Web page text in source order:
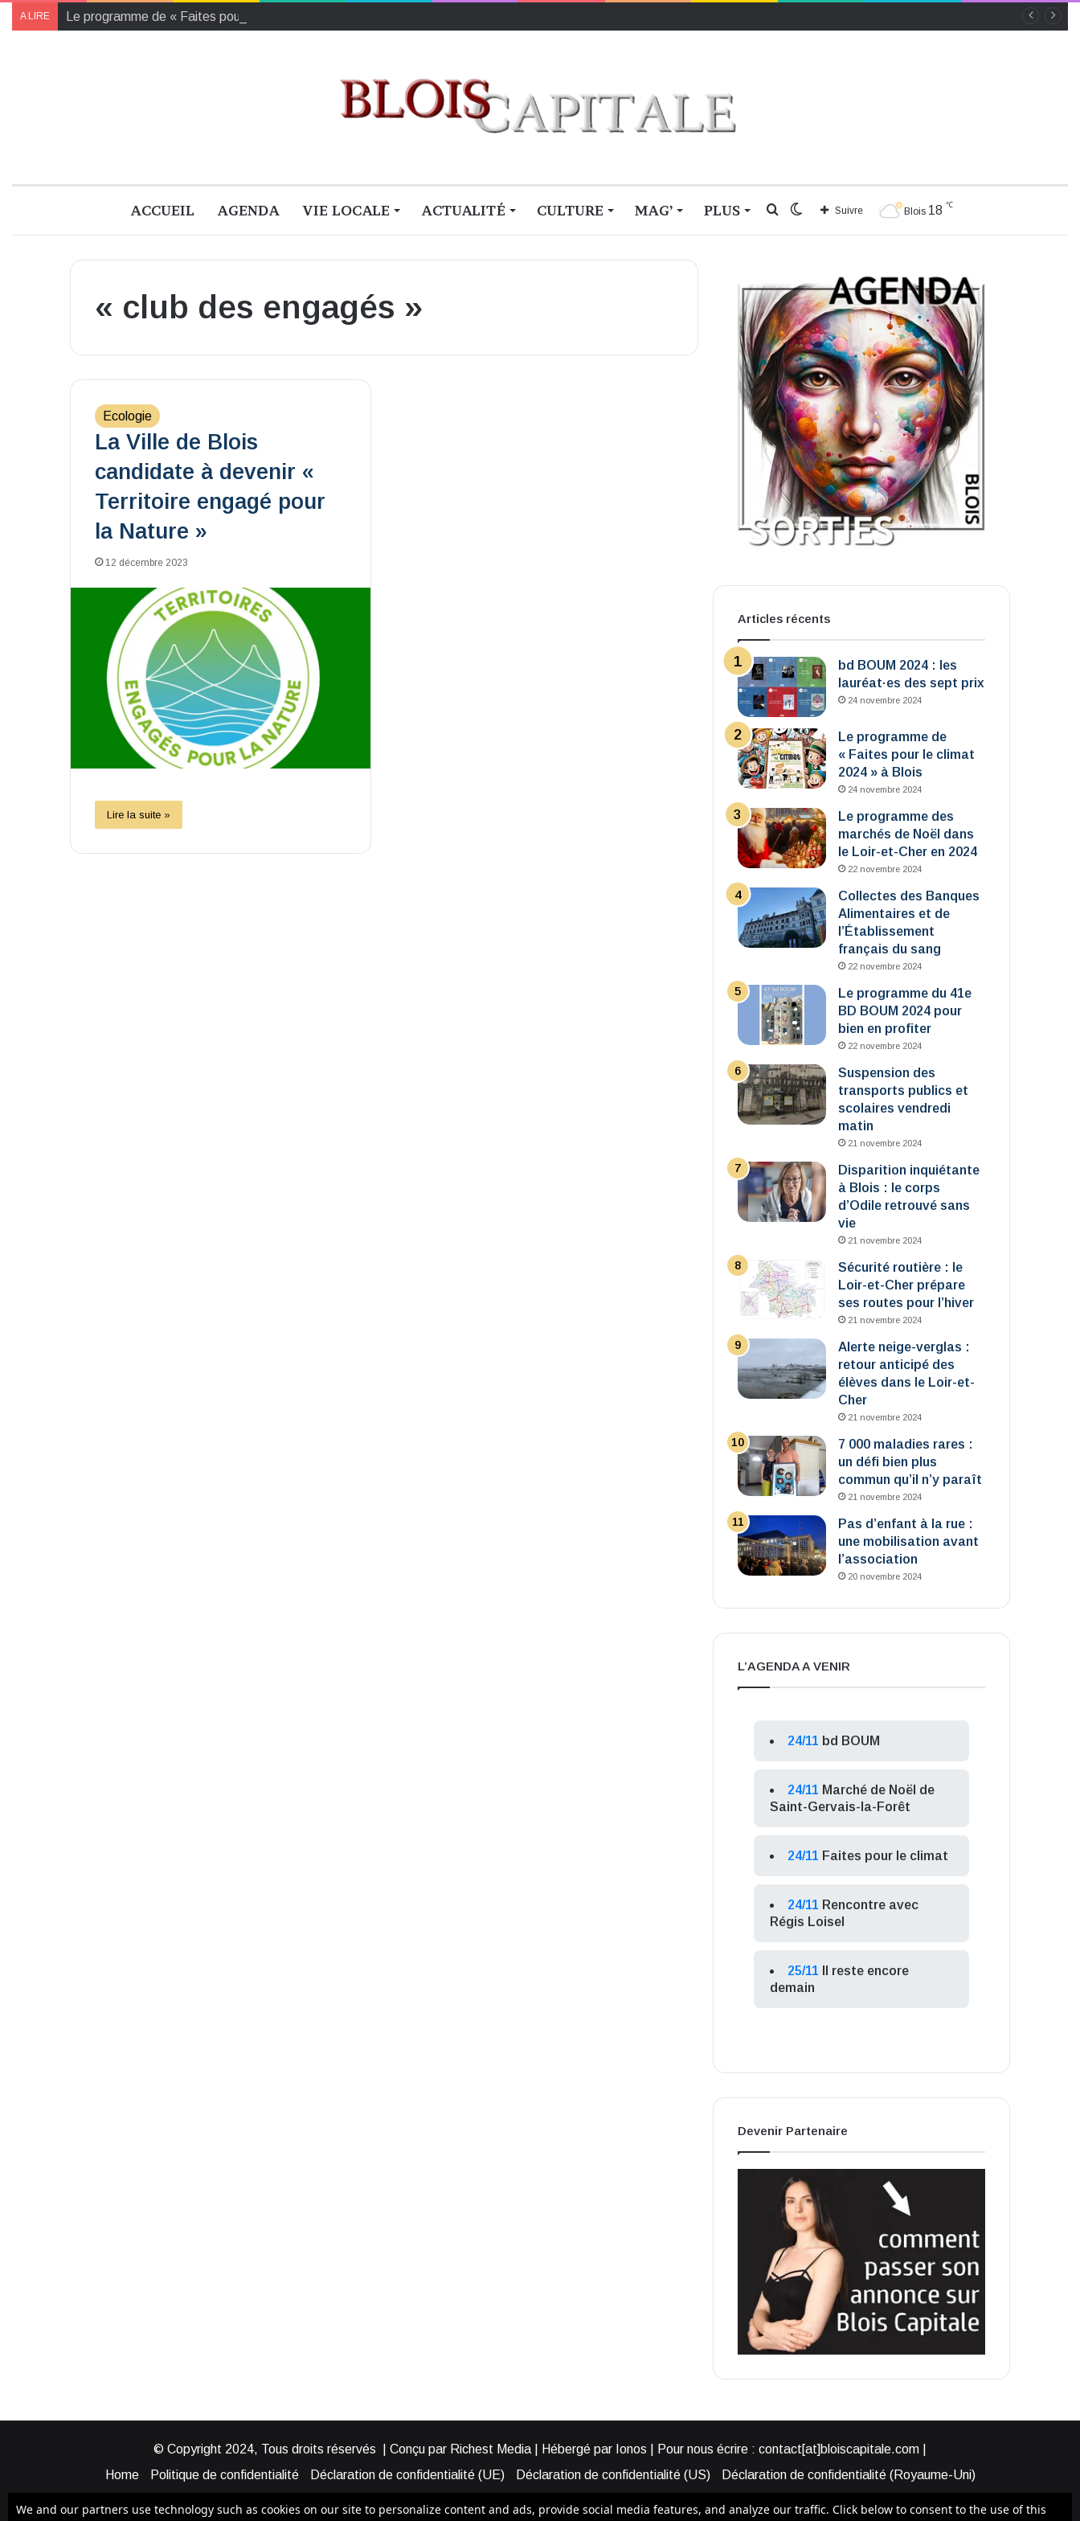
A LIRE Le programme de « Faites pour le climat 2024 » à Blois
ACCUEIL AGENDA VIE LOCALE ACTUALITÉ CULTURE MAG’ PLUS Blois 18 ℃
Suivre
Switch
Rechercher
« club des engagés »
Ecologie
La Ville de Blois
candidate à devenir «
Territoire engagé pour
la Nature »
12 décembre 2023
Lire la suite »
Articles récents
bd BOUM 2024 : les
lauréat·es des sept prix
24 novembre 2024
Le programme de
« Faites pour le climat
2024 » à Blois
24 novembre 2024
Le programme des
marchés de Noël dans
le Loir-et-Cher en 2024
22 novembre 2024
Collectes des Banques
Alimentaires et de
l’Établissement
français du sang
22 novembre 2024
Le programme du 41e
BD BOUM 2024 pour
bien en profiter
22 novembre 2024
Suspension des
transports publics et
scolaires vendredi
matin
21 novembre 2024
Disparition inquiétante
à Blois : le corps
d’Odile retrouvé sans
vie
21 novembre 2024
Sécurité routière : le
Loir-et-Cher prépare
ses routes pour l’hiver
21 novembre 2024
Alerte neige-verglas :
retour anticipé des
élèves dans le Loir-et-
Cher
21 novembre 2024
7 000 maladies rares :
un défi bien plus
commun qu’il n’y paraît
21 novembre 2024
Pas d’enfant à la rue :
une mobilisation avant
l’association
20 novembre 2024
L’AGENDA A VENIR
24/11 bd BOUM
24/11 Marché de Noël de
Saint-Gervais-la-Forêt
24/11 Faites pour le climat
24/11 Rencontre avec
Régis Loisel
25/11
Il reste encore
demain
Devenir Partenaire
© Copyright 2024, Tous droits réservés | Conçu par Richest Media | Hébergé par Ionos | Pour nous écrire : contact[at]bloiscapitale.com |
Home
Politique de confidentialité Déclaration de confidentialité (UE) Déclaration de confidentialité (US)
Déclaration de confidentialité (Royaume-Uni)
We and our partners use technology such as cookies on our site to personalize content and ads, provide social media features, and analyze our traffic. Click below to consent to the use of this